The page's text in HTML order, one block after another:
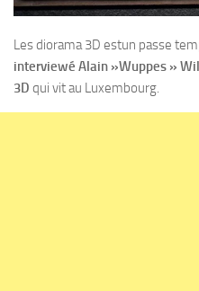
Les diorama 3D estun passe
interviewé Alain »Wuppes »
3D qui vit au Luxembourg.